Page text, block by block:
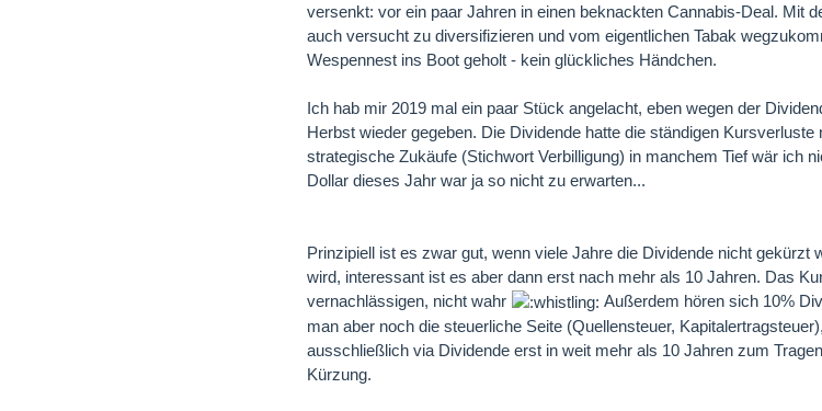
versenkt: vor ein paar Jahren in einen beknackten Cannabis-Deal. Mit
auch versucht zu diversifizieren und vom eigentlichen Tabak
Wespennest ins Boot geholt - kein glückliches Händchen.
Ich hab mir 2019 mal ein paar Stück angelacht, eben wegen der
Herbst wieder gegeben. Die Dividende hatte die ständigen
strategische Zukäufe (Stichwort Verbilligung) in manchem Tief wär ich
Dollar dieses Jahr war ja so nicht zu erwarten...
Prinzipiell ist es zwar gut, wenn viele Jahre die Dividende nicht gekürzt
wird, interessant ist es aber dann erst nach mehr als 10 Jahren. Das
vernachlässigen, nicht wahr
Außerdem hören sich 10%
man aber noch die steuerliche Seite (Quellensteuer,
ausschließlich via Dividende erst in weit mehr als 10 Jahren zum
Kürzung.